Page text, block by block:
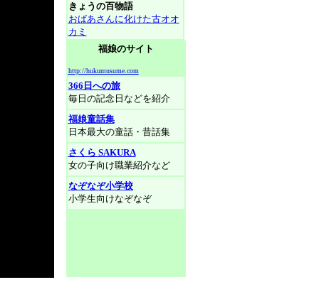
きょうの百物語
おばあさんに化けた古オオ
カミ
福娘のサイト
http://hukumusume.com
366日への旅
毎日の記念日などを紹介
福娘童話集
日本最大の童話・昔話集
さくら SAKURA
女の子向け職業紹介など
なぞなぞ小学校
小学生向けなぞなぞ